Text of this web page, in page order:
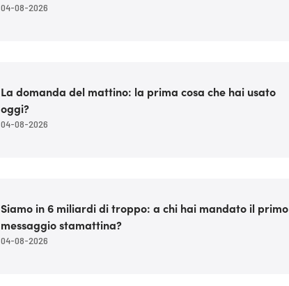
04-08-2026
La domanda del mattino: la prima cosa che hai usato
oggi?
04-08-2026
Siamo in 6 miliardi di troppo: a chi hai mandato il primo
messaggio stamattina?
04-08-2026